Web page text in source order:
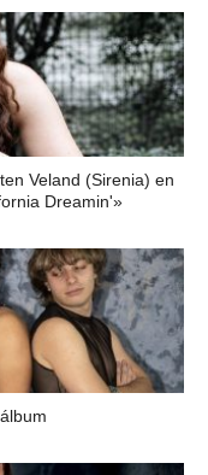
Veland (Sirenia) en
Dreamin'»